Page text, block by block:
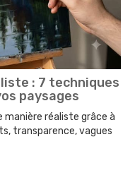
: 7 techniques
paysages
manière réaliste grâce à
transparence, vagues